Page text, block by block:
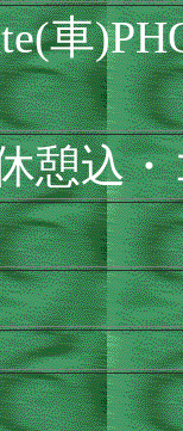
車
憩込